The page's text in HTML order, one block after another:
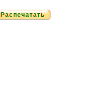
Распечатать